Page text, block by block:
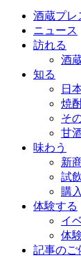
酒蔵プレ
ニュース
訪れる
酒
知る
日
焼
そ
甘
味わう
新
試
購
体験する
イ
体
記事のご